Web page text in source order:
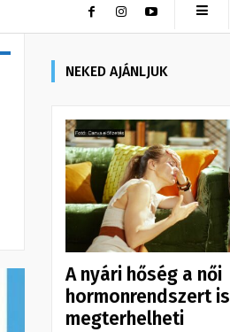
NEKED AJÁNLJUK
A nyári hőség a női
hormonrendszert is
megterhelheti